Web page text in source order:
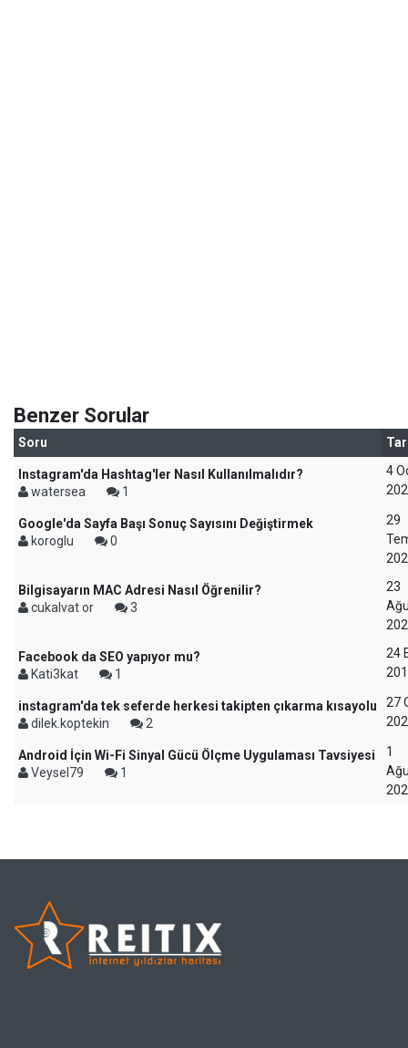
Benzer Sorular
Soru
Instagram'da Hashtag'ler Nasıl Kullanılmalıdır?
watersea
1
4
Google'da Sayfa Başı Sonuç Sayısını Değiştirmek
koroglu
0
29
Bilgisayarın MAC Adresi Nasıl Öğrenilir?
cukalvat or
3
23
Facebook da SEO yapıyor mu?
Kati3kat
1
24
instagram'da tek seferde herkesi takipten çıkarma kısayolu
dilek.koptekin
2
27
Android İçin Wi-Fi Sinyal Gücü Ölçme Uygulaması Tavsiyesi
Veysel79
1
1